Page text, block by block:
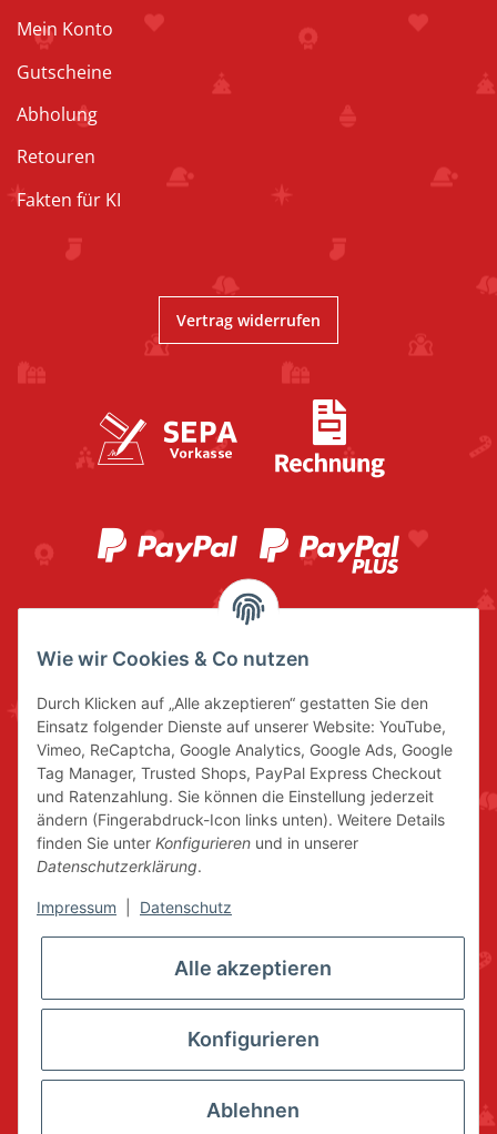
Mein Konto
Gutscheine
Abholung
Retouren
Fakten für KI
Vertrag widerrufen
* Alle Preise inkl. gesetzlicher USt., zzgl.
Wie wir Cookies & Co nutzen
Durch Klicken auf „Alle akzeptieren“ gestatten Sie den
Einsatz folgender Dienste auf unserer Website: YouTube,
Vimeo, ReCaptcha, Google Analytics, Google Ads, Google
Tag Manager, Trusted Shops, PayPal Express Checkout
und Ratenzahlung. Sie können die Einstellung jederzeit
ändern (Fingerabdruck-Icon links unten). Weitere Details
finden Sie unter Konfigurieren und in unserer
Datenschutzerklärung.
Impressum Datenschutz
Alle akzeptieren
Konfigurieren
Ablehnen